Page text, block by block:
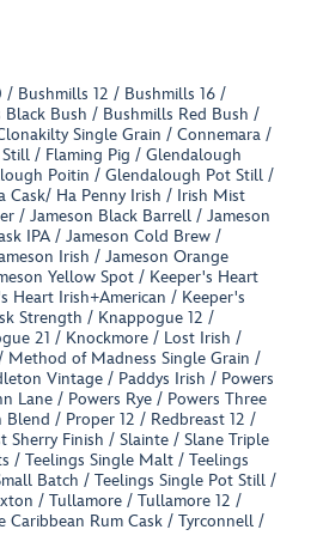
Bushmills 12 / Bushmills 16 /
Bush / Bushmills Red Bush /
Single Grain / Connemara /
/ Flaming Pig / Glendalough
Poitin / Glendalough Pot Still /
Cask/ Ha Penny Irish / Irish Mist
/ Jameson Black Barrell / Jameson
IPA / Jameson Cold Brew /
Irish / Jameson Orange
Yellow Spot / Keeper's Heart
Heart Irish+American / Keeper's
Strength / Knappogue 12 /
21 / Knockmore / Lost Irish /
Method of Madness Single Grain /
Vintage / Paddys Irish / Powers
Lane / Powers Rye / Powers Three
/ Proper 12 / Redbreast 12 /
Sherry Finish / Slainte / Slane Triple
/ Teelings Single Malt / Teelings
Batch / Teelings Single Pot Still /
/ Tullamore / Tullamore 12 /
Caribbean Rum Cask / Tyrconnell /